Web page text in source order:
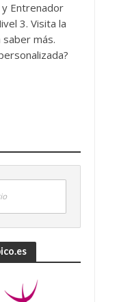
Entrenador
3. Visita la
más.